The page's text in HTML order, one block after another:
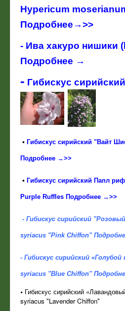
Hypericum
Подробнее→>>
- Ива хакуро нишики
Подробнее →
- Гибискус
• Гибискус сирийский "Вайт
Подробнее →>>
• Гибискус сирийский Папл
Purple Ruffles Подробнее →>>
- Гибискус сирийский
syriacus "Pink Chiffon"
- Гибискус сирийский
syriacus "Blue Chiffon"
• Гибискус сирийский
syriacus "Lavender Chiffon"